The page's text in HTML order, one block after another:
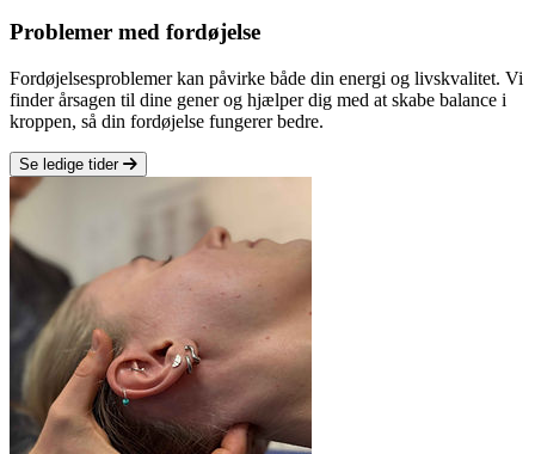
Problemer med fordøjelse
Fordøjelsesproblemer kan påvirke både din energi og livskvalitet. Vi
finder årsagen til dine gener og hjælper dig med at skabe balance i
kroppen, så din fordøjelse fungerer bedre.
Se ledige tider